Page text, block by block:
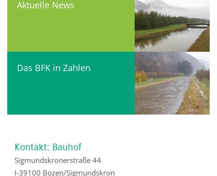
Aktuelle News
Das BFK in Zahlen
Kontakt: Bauhof
Sigmundskronerstraße 44
I-39100 Bozen/Sigmundskron